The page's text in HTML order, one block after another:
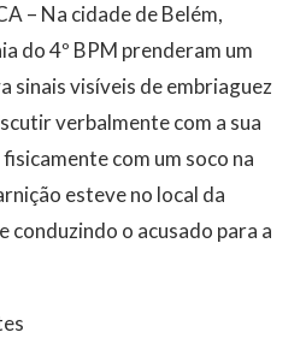
– Na cidade de Belém,
do 4º BPM prenderam um
sinais visíveis de embriaguez
verbalmente com a sua
com um soco na
esteve no local da
conduzindo o acusado para a